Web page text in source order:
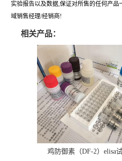
实验报告以及数据,保证对所售的任何产
域销售经理/经销商!
相关产品：
鸡防御素（DF-2）elisa